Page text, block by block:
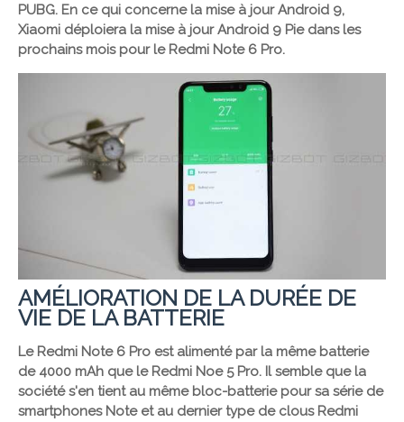
PUBG. En ce qui concerne la mise à jour Android 9,
Xiaomi déploiera la mise à jour Android 9 Pie dans les
prochains mois pour le Redmi Note 6 Pro.
AMÉLIORATION DE LA DURÉE DE
VIE DE LA BATTERIE
Le Redmi Note 6 Pro est alimenté par la même batterie
de 4000 mAh que le Redmi Noe 5 Pro. Il semble que la
société s'en tient au même bloc-batterie pour sa série de
smartphones Note et au dernier type de clous Redmi